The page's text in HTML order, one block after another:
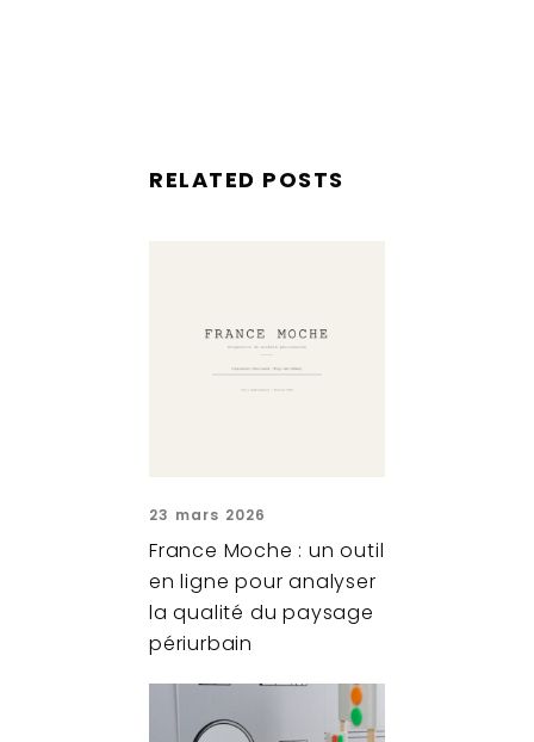
RELATED POSTS
23 mars 2026
France Moche : un outil
en ligne pour analyser
la qualité du paysage
périurbain